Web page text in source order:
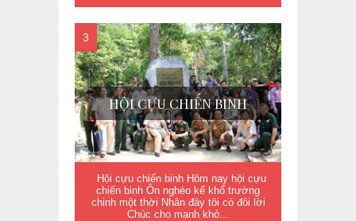
HỘI CỰU CHIẾN BINH
Hội cựu chiến binh Hôm nay hội cựu
chiến binh Ôn nghèo kể khổ trường
chinh một thời Nhân đây tôi có đôi lời
Chúc cho mạnh khỏ...